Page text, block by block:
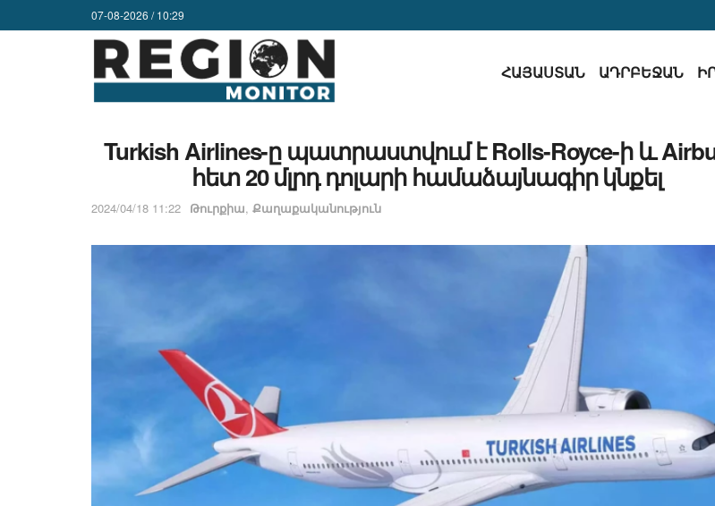
07-08-2026 / 10:29
ՀԱՅԱՍՏԱՆ ԱԴՐԲԵՋԱՆ
Turkish Airlines-ը պատրաստվում է Rolls-Royce-ի և
հետ 20 մլրդ դոլարի համաձայնագիր կնքել
2024/04/18 11:22 Թուրքիա, Քաղաքականություն